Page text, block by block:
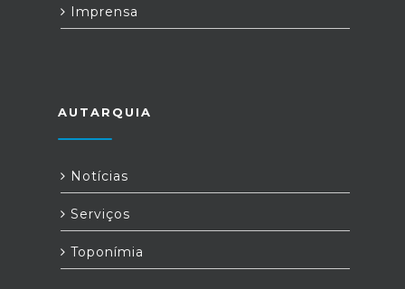
Imprensa
AUTARQUIA
Notícias
Serviços
Toponímia